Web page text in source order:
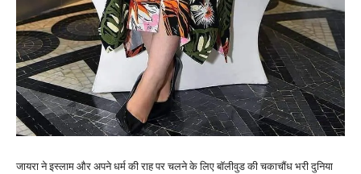
जायरा ने इस्लाम और अपने धर्म की राह पर चलने के लिए बॉलीवुड की चकाचौंध भरी दुनिया